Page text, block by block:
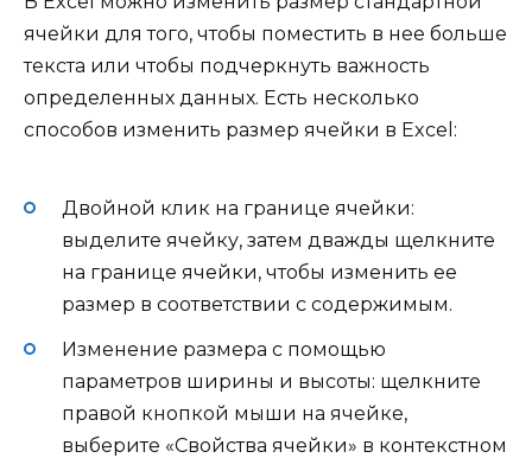
ячейки для того, чтобы поместить в нее больше
текста или чтобы подчеркнуть важность
определенных данных. Есть несколько
способов изменить размер ячейки в Excel:
Двойной клик на границе ячейки:
выделите ячейку, затем дважды щелкните
на границе ячейки, чтобы изменить ее
размер в соответствии с содержимым.
Изменение размера с помощью
параметров ширины и высоты: щелкните
правой кнопкой мыши на ячейке,
выберите «Свойства ячейки» в контекстном